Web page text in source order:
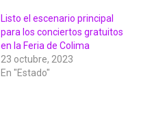
Listo el escenario principal
para los conciertos gratuitos
en la Feria de Colima
23 octubre, 2023
En "Estado"